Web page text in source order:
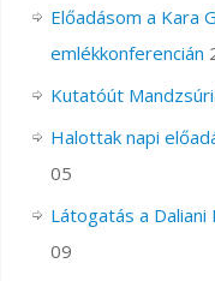
Előadásom a Kara
emlékkonferencián
Kutatóút
Halottak napi
05
Látogatás a
09